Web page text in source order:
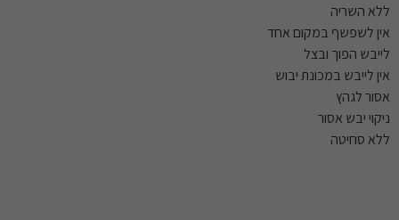
ללא השריה
אין לשפשף במקום אחד
לייבש הפוך ובצל
אין לייבש במכונת יבוש
אסור לגהץ
ניקוי יבש אסור
ללא סחיטה